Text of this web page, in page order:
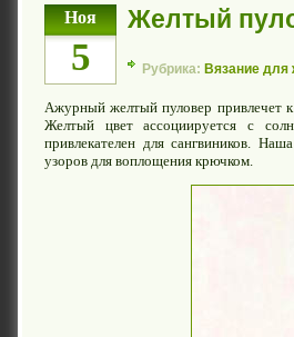
Ноя
5
Желтый
Рубрика: Вязание
Ажурный желтый пуловер привлечет
Желтый цвет ассоциируется с
привлекателен для сангвиников.
узоров для воплощения крючком.